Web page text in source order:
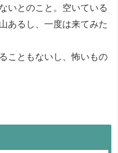
いとのこと。空いている
あるし、一度は来てみた
こともないし、怖いもの